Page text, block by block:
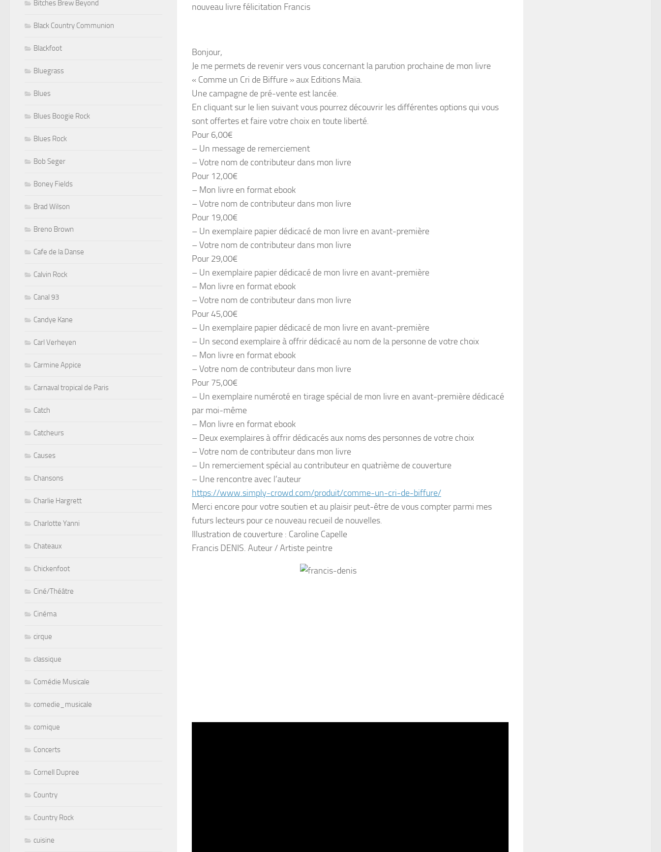
nouveau livre félicitation Francis
Bonjour,
Je me permets de revenir vers vous concernant la parution prochaine de mon livre
« Comme un Cri de Biffure » aux Editions Maïa.
Une campagne de pré-vente est lancée.
En cliquant sur le lien suivant vous pourrez découvrir les différentes options qui vous
sont offertes et faire votre choix en toute liberté.
Pour 6,00€
– Un message de remerciement
– Votre nom de contributeur dans mon livre
Pour 12,00€
– Mon livre en format ebook
– Votre nom de contributeur dans mon livre
Pour 19,00€
– Un exemplaire papier dédicacé de mon livre en avant-première
– Votre nom de contributeur dans mon livre
Pour 29,00€
– Un exemplaire papier dédicacé de mon livre en avant-première
– Mon livre en format ebook
– Votre nom de contributeur dans mon livre
Pour 45,00€
– Un exemplaire papier dédicacé de mon livre en avant-première
– Un second exemplaire à offrir dédicacé au nom de la personne de votre choix
– Mon livre en format ebook
– Votre nom de contributeur dans mon livre
Pour 75,00€
– Un exemplaire numéroté en tirage spécial de mon livre en avant-première dédicacé
par moi-même
– Mon livre en format ebook
– Deux exemplaires à offrir dédicacés aux noms des personnes de votre choix
– Votre nom de contributeur dans mon livre
– Un remerciement spécial au contributeur en quatrième de couverture
– Une rencontre avec l’auteur
https://www.simply-crowd.com/produit/comme-un-cri-de-biffure/
Merci encore pour votre soutien et au plaisir peut-être de vous compter parmi mes
futurs lecteurs pour ce nouveau recueil de nouvelles.
Illustration de couverture : Caroline Capelle
Francis DENIS. Auteur / Artiste peintre
Bitches Brew Beyond
Black Country Communion
Blackfoot
Bluegrass
Blues
Blues Boogie Rock
Blues Rock
Bob Seger
Boney Fields
Brad Wilson
Breno Brown
Cafe de la Danse
Calvin Rock
Canal 93
Candye Kane
Carl Verheyen
Carmine Appice
Carnaval tropical de Paris
Catch
Catcheurs
Causes
Chansons
Charlie Hargrett
Charlotte Yanni
Chateaux
Chickenfoot
Ciné/Théâtre
Cinéma
cirque
classique
Comédie Musicale
comedie_musicale
comique
Concerts
Cornell Dupree
Country
Country Rock
cuisine